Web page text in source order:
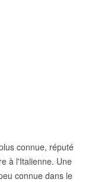
connue, réputé
à l'Italienne. Une
connue dans le